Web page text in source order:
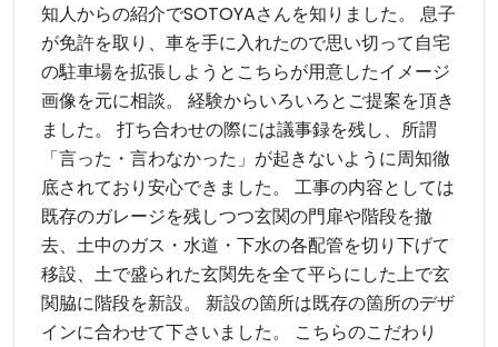
知人からの紹介でSOTOYAさんを知りました。 息子
が免許を取り、車を手に入れたので思い切って自宅
の駐車場を拡張しようとこちらが用意したイメージ
画像を元に相談。 経験からいろいろとご提案を頂き
ました。 打ち合わせの際には議事録を残し、所謂
「言った・言わなかった」が起きないように周知徹
底されており安心できました。 工事の内容としては
既存のガレージを残しつつ玄関の門扉や階段を撤
去、土中のガス・水道・下水の各配管を切り下げて
移設、土で盛られた玄関先を全て平らにした上で玄
関脇に階段を新設。 新設の箇所は既存の箇所のデザ
インに合わせて下さいました。 こちらのこだわり